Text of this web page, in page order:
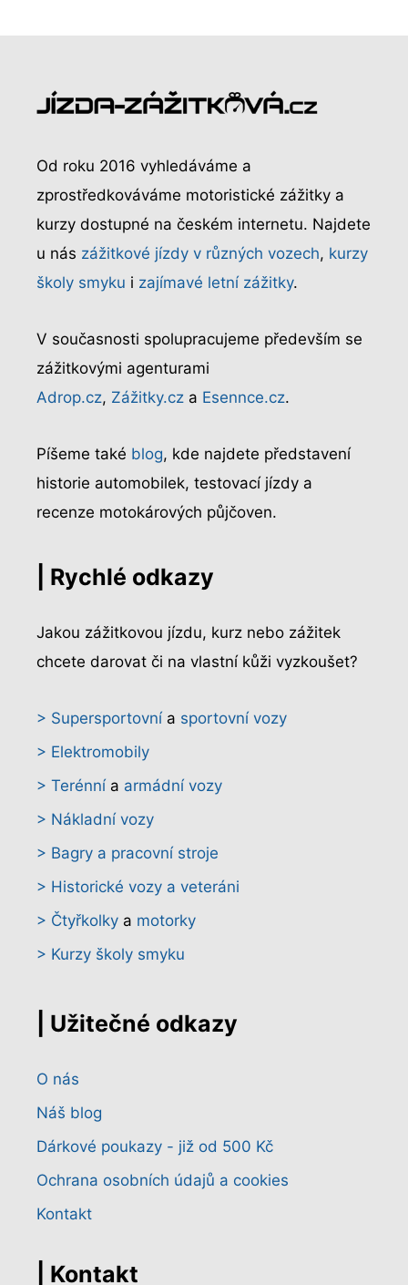
Od roku 2016 vyhledáváme a
zprostředkováváme motoristické zážitky a
kurzy dostupné na českém internetu. Najdete
u nás zážitkové jízdy v různých vozech, kurzy
školy smyku i zajímavé letní zážitky.
V současnosti spolupracujeme především se
zážitkovými agenturami
Adrop.cz, Zážitky.cz a Esennce.cz.
Píšeme také blog, kde najdete představení
historie automobilek, testovací jízdy a
recenze motokárových půjčoven.
| Rychlé odkazy
Jakou zážitkovou jízdu, kurz nebo zážitek
chcete darovat či na vlastní kůži vyzkoušet?
> Supersportovnía sportovní vozy
> Elektromobily
> Terénnía armádní vozy
> Nákladní vozy
> Bagry a pracovní stroje
> Historické vozy a veteráni
> Čtyřkolky a motorky
> Kurzy školy smyku
| Užitečné odkazy
O nás
Náš blog
Dárkové poukazy - již od 500 Kč
Ochrana osobních údajů a cookies
Kontakt
| Kontakt